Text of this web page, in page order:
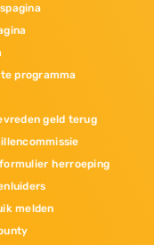
programma
geld terug
herroeping
melden